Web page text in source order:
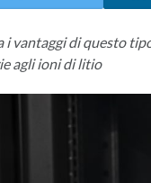
i vantaggi di questo
agli ioni di litio